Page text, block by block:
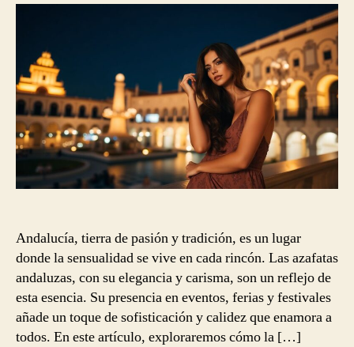
entrada
Andalucía, tierra de pasión y tradición, es un lugar
donde la sensualidad se vive en cada rincón. Las azafatas
andaluzas, con su elegancia y carisma, son un reflejo de
esta esencia. Su presencia en eventos, ferias y festivales
añade un toque de sofisticación y calidez que enamora a
todos. En este artículo, exploraremos cómo la […]